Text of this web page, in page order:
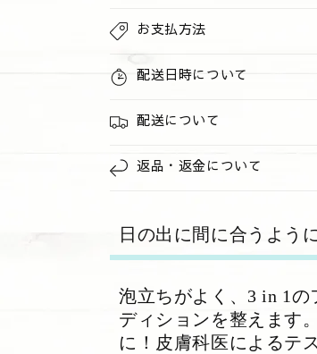
ッ
シ
ュ
の
量
ら
す
ュ
の
量
す
お支払方法
配送日時について
配送について
返品・返金について
日の出に間に合うよう
泡立ちがよく、3 in 1
ディションを整えます
に！皮膚科医によるテ